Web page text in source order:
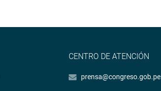
CENTRO DE ATENCIÓN
prensa@congreso.gob.pe